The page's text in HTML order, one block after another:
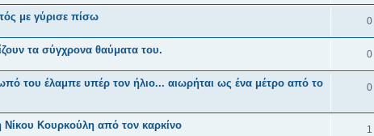
με γύρισε πίσω 0
τα σύγχρονα θαύματα του. 0
του έλαμπε υπέρ τον ήλιο... αιωρήται ως ένα μέτρο από το
0
Κουρκούλη από τον καρκίνο 1